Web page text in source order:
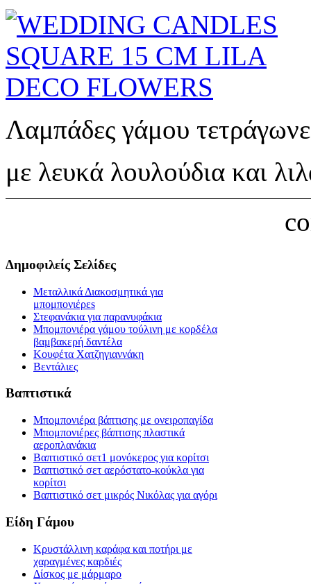
Λαμπάδες γάμου
με λευκά λουλούδια και
Δημοφιλείς Σελίδες
Μεταλλικά Διακοσμητικά για
μπομπονιέρεs
Στεφανάκια για παρανυφάκια
Μπομπονιέρα γάμου τούλινη με κορδέλα
βαμβακερή δαντέλα
Κουφέτα Χατζηγιαννάκη
Βεντάλιες
Βαπτιστικά
Μπομπονιέρα βάπτισης με ονειροπαγίδα
Μπομπονιέρες βάπτισης πλαστικά
αεροπλανάκια
Βαπτιστικό σετ1 μονόκερος για κορίτσι
Βαπτιστικό σετ αερόστατο-κούκλα για
κορίτσι
Βαπτιστικό σετ μικρός Νικόλας για αγόρι
Είδη Γάμου
Κρυστάλλινη καράφα και ποτήρι με
χαραγμένες καρδιές
Δίσκος με μάρμαρο